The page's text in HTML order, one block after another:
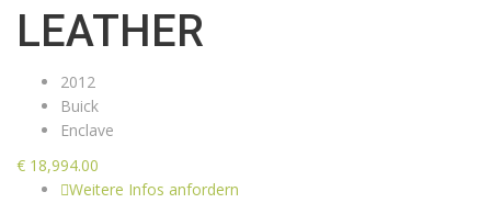
LEATHER
2012
Buick
Enclave
€ 18,994.00
Weitere Infos anfordern